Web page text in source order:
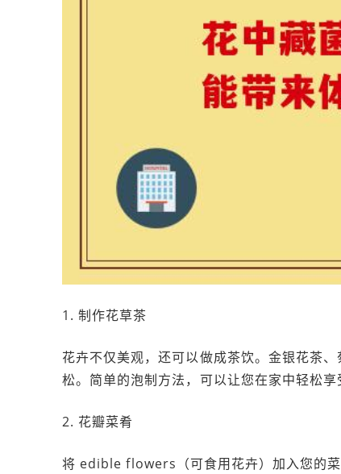
1. 制作花草茶
花卉不仅美观，还可以做成茶饮。金银花茶
松。简单的泡制方法，可以让您在家中轻松享
2. 花瓣菜肴
将 edible flowers（可食用花卉）加入您的